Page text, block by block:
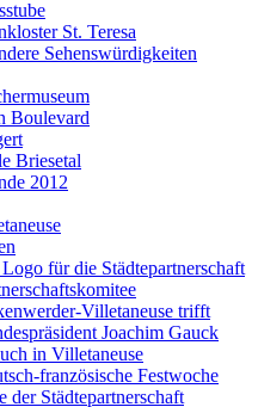
St. Teresa
Sehenswürdigkeiten
Boulevard
Briesetal
2012
für die Städtepartnerschaft
Villetaneuse trifft
Joachim Gauck
in Villetaneuse
französische Festwoche
der Städtepartnerschaft